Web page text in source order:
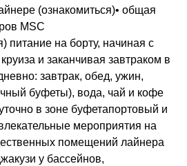
(ознакомиться)• общая
MSC
питание на борту, начиная с
и заканчивая завтраком в
завтрак, обед, ужин,
буфеты), вода, чай и кофе
в зоне буфетапортовый и
мероприятия на
помещений лайнера
у бассейнов,